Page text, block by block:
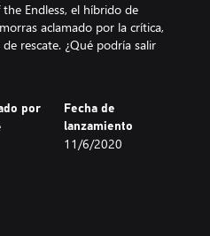
Endless, el híbrido de
aclamado por la crítica,
rescate. ¿Qué podría salir
por
Fecha de
lanzamiento
11/6/2020